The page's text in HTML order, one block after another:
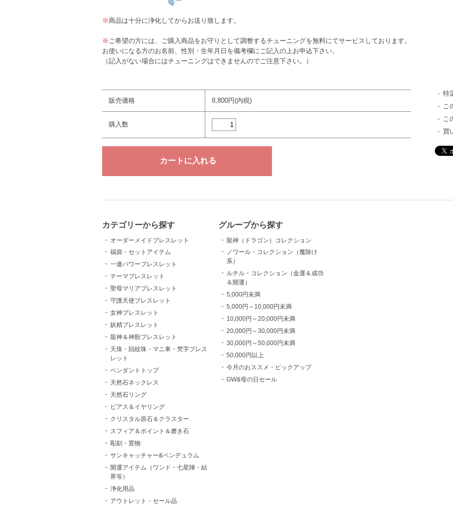
※商品は十分に浄化してからお送り致します。
※ ご希望の方には、ご購入商品をお守りとして調整するチューニングを無料にてサービスしております。
お使いになる方のお名前、性別・生年月日を備考欄にご記入の上お申込下さい。
（記入がない場合にはチューニングはできませんのでご注意下さい。）
販売価格 8,800円(内税)
購入数
特
こ
こ
買
カテゴリーから探す
オーダーメイドブレスレット
福袋・セットアイテム
一連パワーブレスレット
テーマブレスレット
聖母マリアブレスレット
守護天使ブレスレット
女神ブレスレット
妖精ブレスレット
龍神＆神獣ブレスレット
天珠・回紋珠・マニ車・梵字ブレス
レット
ペンダントトップ
天然石ネックレス
天然石リング
ピアス＆イヤリング
クリスタル原石＆クラスター
スフィア＆ポイント＆磨き石
彫刻・置物
サンキャッチャー&ペンデュラム
開運アイテム（ワンド・七星陣・結
界等）
浄化用品
アウトレット・セール品
グループから探す
龍神（ドラゴン）コレクション
ノワール・コレクション（魔除け
系）
ルチル・コレクション（金運＆成功
＆開運）
5,000円未満
5,000円～10,000円未満
10,000円～20,000円未満
20,000円～30,000円未満
30,000円～50,000円未満
50,000円以上
今月のおススメ・ピックアップ
GW&母の日セール